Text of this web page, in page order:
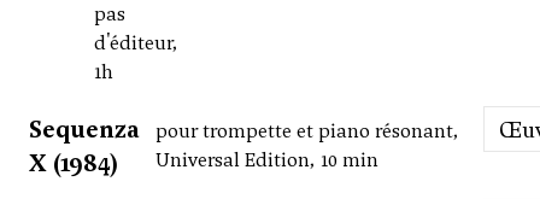
pas
d'éditeur,
1h
Sequenza
X (1984)
pour trompette et piano résonant,
Universal Edition, 10 min